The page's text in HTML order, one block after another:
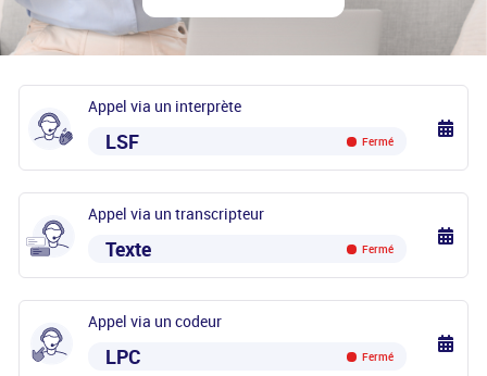
Appel via un interprète
LSF Fermé
Appel via un transcripteur
Texte Fermé
Appel via un codeur
LPC Fermé